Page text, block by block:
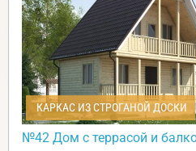
КАРКАС ИЗ СТРОГАНОЙ ДОСКИ
№42 Дом с террасой и